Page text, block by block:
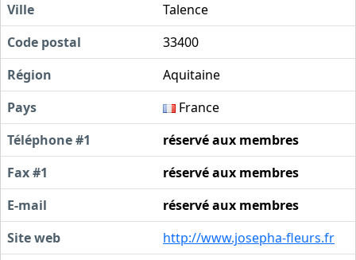
Ville
Talence
Code postal
33400
Région
Aquitaine
Pays
France
Téléphone #1
réservé aux membres
Fax #1
réservé aux membres
E-mail
réservé aux membres
Site web
http://www.josepha-fleurs.fr